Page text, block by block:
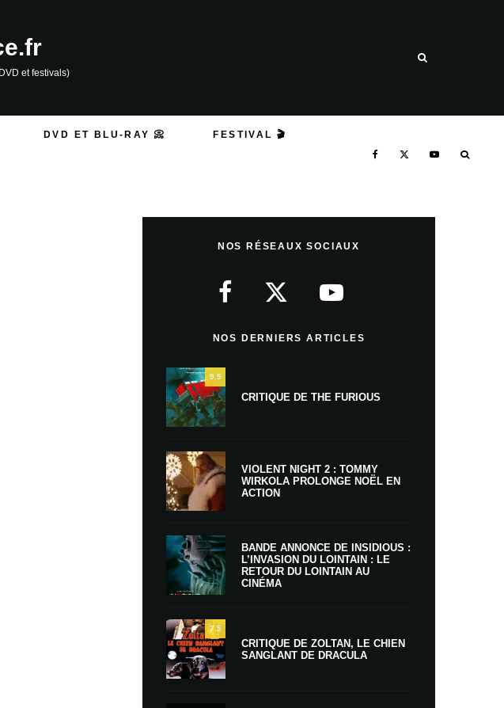
et festivals)
DVD ET BLU-RAY 📀 FESTIVAL 🎬
NOS RÉSEAUX SOCIAUX
NOS DERNIERS ARTICLES
9.5
CRITIQUE DE THE FURIOUS
VIOLENT NIGHT 2 : TOMMY
WIRKOLA PROLONGE NOËL EN
ACTION
BANDE ANNONCE DE INSIDIOUS :
L’INVASION DU LOINTAIN : LE
RETOUR DU LOINTAIN AU
CINÉMA
7.5
CRITIQUE DE ZOLTAN, LE CHIEN
SANGLANT DE DRACULA